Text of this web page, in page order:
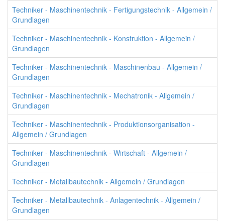
Techniker - Maschinentechnik - Fertigungstechnik - Allgemein /
Grundlagen
Techniker - Maschinentechnik - Konstruktion - Allgemein /
Grundlagen
Techniker - Maschinentechnik - Maschinenbau - Allgemein /
Grundlagen
Techniker - Maschinentechnik - Mechatronik - Allgemein /
Grundlagen
Techniker - Maschinentechnik - Produktionsorganisation -
Allgemein / Grundlagen
Techniker - Maschinentechnik - Wirtschaft - Allgemein /
Grundlagen
Techniker - Metallbautechnik - Allgemein / Grundlagen
Techniker - Metallbautechnik - Anlagentechnik - Allgemein /
Grundlagen